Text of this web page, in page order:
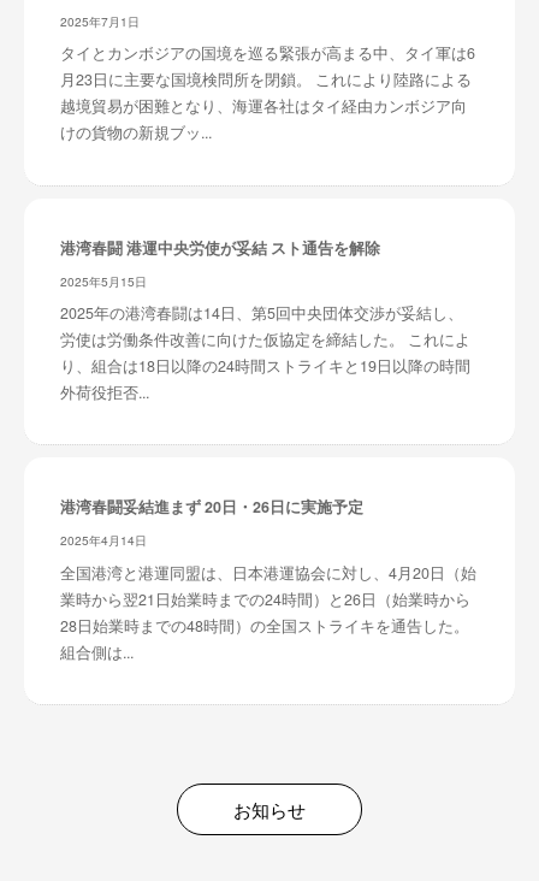
2025年7月1日
タイとカンボジアの国境を巡る緊張が高まる中、タイ軍は6
月23日に主要な国境検問所を閉鎖。 これにより陸路による
越境貿易が困難となり、海運各社はタイ経由カンボジア向
けの貨物の新規ブッ...
港湾春闘 港運中央労使が妥結 スト通告を解除
2025年5月15日
2025年の港湾春闘は14日、第5回中央団体交渉が妥結し、
労使は労働条件改善に向けた仮協定を締結した。 これによ
り、組合は18日以降の24時間ストライキと19日以降の時間
外荷役拒否...
港湾春闘妥結進まず 20日・26日に実施予定
2025年4月14日
全国港湾と港運同盟は、日本港運協会に対し、4月20日（始
業時から翌21日始業時までの24時間）と26日（始業時から
28日始業時までの48時間）の全国ストライキを通告した。
組合側は...
お知らせ